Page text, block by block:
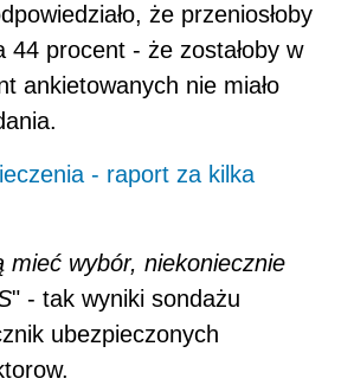
że przeniosłoby
44 procent - że zostałoby w
ankietowanych nie miało
- raport za kilka
mieć wybór, niekoniecznie
" - tak wyniki sondażu
ubezpieczonych